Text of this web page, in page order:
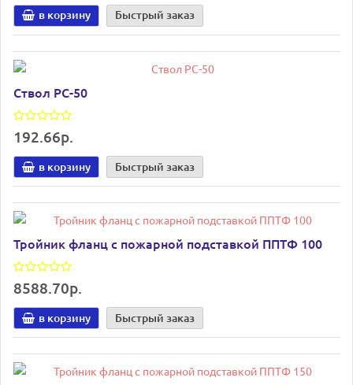
в корзину Быстрый заказ
Ствол РС-50
192.66р.
в корзину Быстрый заказ
Тройник фланц с пожарной подставкой ППТФ 100
8588.70р.
в корзину Быстрый заказ